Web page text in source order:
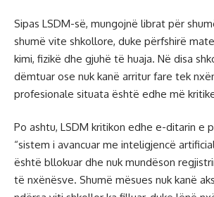
Sipas LSDM-së, mungojnë librat për
shumë vite shkollore, duke përfshirë
kimi, fizikë dhe gjuhë të huaja. Në disa
dëmtuar ose nuk kanë arritur fare tek
profesionale situata është edhe më
Po ashtu, LSDM kritikon edhe e-ditarin e
“sistem i avancuar me inteligjencë
është bllokuar dhe nuk mundëson
të nxënësve. Shumë mësues nuk kanë